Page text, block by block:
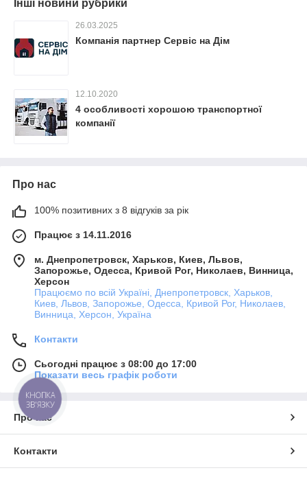
Інші новини рубрики
26.03.2025
Компанія партнер Сервіс на Дім
12.10.2020
4 особливості хорошою транспортної
компанії
Про нас
100% позитивних з 8 відгуків за рік
Працює з 14.11.2016
м. Днепропетровск, Харьков, Киев, Львов,
Запорожье, Одесса, Кривой Рог, Николаев, Винница,
Херсон
Працюємо по всій Україні, Днепропетровск, Харьков,
Киев, Львов, Запорожье, Одесса, Кривой Рог, Николаев,
Винница, Херсон, Україна
Контакти
Сьогодні працює з 08:00 до 17:00
Показати весь графік роботи
Про нас
Контакти
КНОПКА
ЗВ'ЯЗКУ